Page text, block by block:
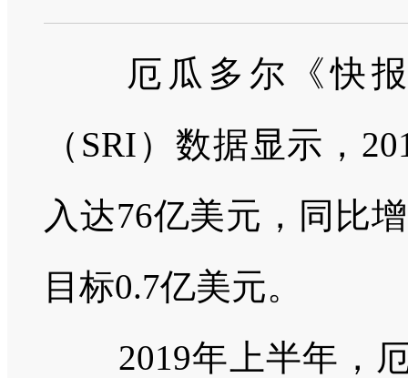
厄瓜多尔《快报
（SRI）数据显示，
入达76亿美元，同比
目标0.7亿美元。
2019年上半年，厄